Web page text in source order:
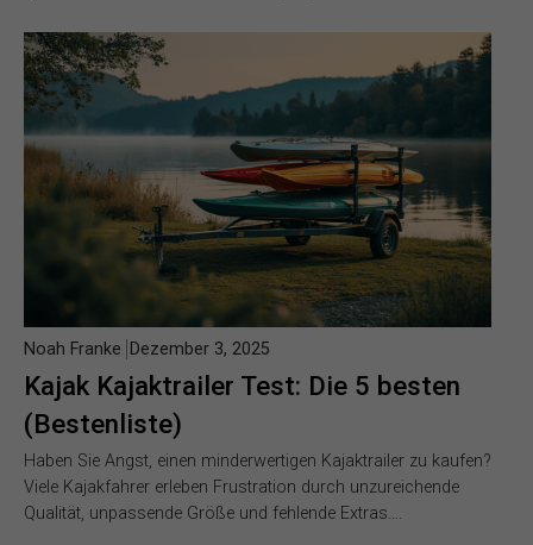
Kajak Kajaktrailer Test: Die 5 besten
(Bestenliste)
Noah Franke Dezember 3, 2025
Haben Sie Angst, einen minderwertigen Kajaktrailer zu kaufen?
Viele Kajakfahrer erleben Frustration durch unzureichende
Qualität, unpassende Größe und fehlende Extras….